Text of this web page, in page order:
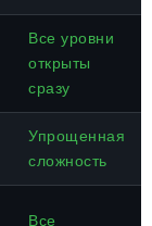
Все уровни
открыты
сразу
Упрощенная
сложность
Все